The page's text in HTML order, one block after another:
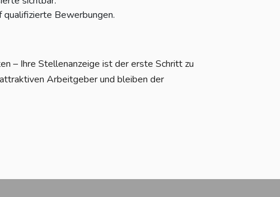
qualifizierte Bewerbungen.
– Ihre Stellenanzeige ist der erste Schritt zu
Arbeitgeber und bleiben der